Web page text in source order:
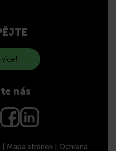
více!
nás
Mapa stránek Ochrana